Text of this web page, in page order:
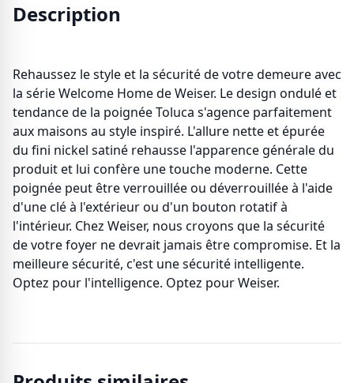
Description
Rehaussez le style et la sécurité de votre demeure avec
la série Welcome Home de Weiser. Le design ondulé et
tendance de la poignée Toluca s'agence parfaitement
aux maisons au style inspiré. L'allure nette et épurée
du fini nickel satiné rehausse l'apparence générale du
produit et lui confère une touche moderne. Cette
poignée peut être verrouillée ou déverrouillée à l'aide
d'une clé à l'extérieur ou d'un bouton rotatif à
l'intérieur. Chez Weiser, nous croyons que la sécurité
de votre foyer ne devrait jamais être compromise. Et la
meilleure sécurité, c'est une sécurité intelligente.
Optez pour l'intelligence. Optez pour Weiser.